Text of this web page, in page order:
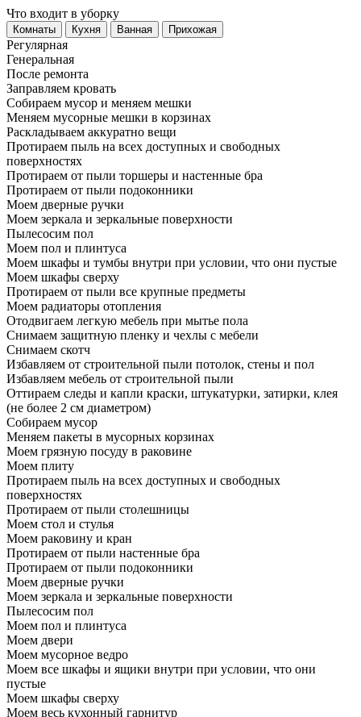
Что входит в уборку
Регу­лярная
Гене­ральная
После ремонта
Заправляем кровать
Собираем мусор и меняем мешки
Меняем мусорные мешки в корзинах
Раскладываем аккуратно вещи
Протираем пыль на всех доступных и свободных
поверхностях
Протираем от пыли торшеры и настенные бра
Протираем от пыли подоконники
Моем дверные ручки
Моем зеркала и зеркальные поверхности
Пылесосим пол
Моем пол и плинтуса
Моем шкафы и тумбы внутри при условии, что они пустые
Моем шкафы сверху
Протираем от пыли все крупные предметы
Моем радиаторы отопления
Отодвигаем легкую мебель при мытье пола
Снимаем защитную пленку и чехлы с мебели
Снимаем скотч
Избавляем от строительной пыли потолок, стены и пол
Избавляем мебель от строительной пыли
Оттираем следы и капли краски, штукатурки, затирки, клея
(не более 2 см диаметром)
Собираем мусор
Меняем пакеты в мусорных корзинах
Моем грязную посуду в раковине
Моем плиту
Протираем пыль на всех доступных и свободных
поверхностях
Протираем от пыли столешницы
Моем стол и стулья
Моем раковину и кран
Протираем от пыли настенные бра
Протираем от пыли подоконники
Моем дверные ручки
Моем зеркала и зеркальные поверхности
Пылесосим пол
Моем пол и плинтуса
Моем двери
Моем мусорное ведро
Моем все шкафы и ящики внутри при условии, что они
пустые
Моем шкафы сверху
Моем весь кухонный гарнитур